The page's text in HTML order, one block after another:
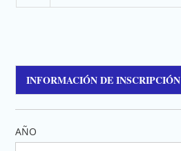
INFORMACIÓN DE INSCRIPCIÓN
AÑO